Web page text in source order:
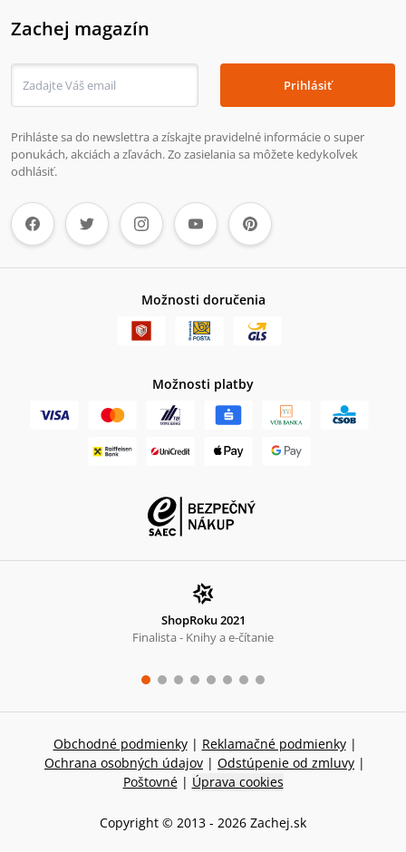
Zachej magazín
Prihlásiť
Prihláste sa do newslettra a získajte pravidelné informácie o super
ponukách, akciách a zľavách. Zo zasielania sa môžete kedykoľvek
odhlásiť.
Možnosti doručenia
Možnosti platby
ShopRoku 2021
Finalista - Knihy a e-čítanie
Obchodné podmienky | Reklamačné podmienky |
Ochrana osobných údajov | Odstúpenie od zmluvy |
Poštovné | Úprava cookies
Copyright © 2013 - 2026 Zachej.sk